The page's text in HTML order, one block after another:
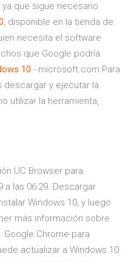
que sigue necesario
, disponible en la tienda de
necesita el software
que Google podría
10 - microsoft.com Para
descargar y ejecutar la
utilizar la herramienta,
UC Browser para
a las 06:29. Descargar
Windows 10, y luego
más información sobre
Chrome para
actualizar a Windows 10